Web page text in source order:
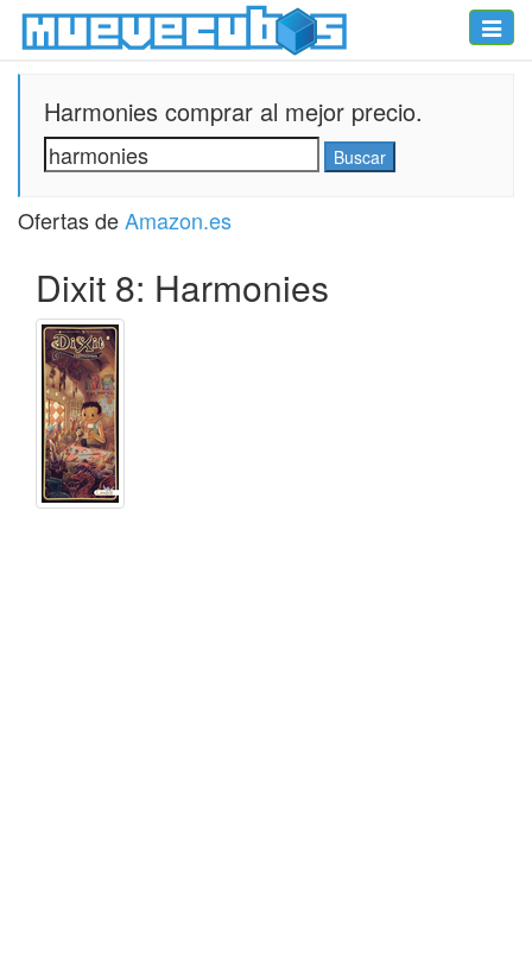
Toggle
Harmonies comprar al mejor precio.
Ofertas deAmazon.es
Dixit 8: Harmonies